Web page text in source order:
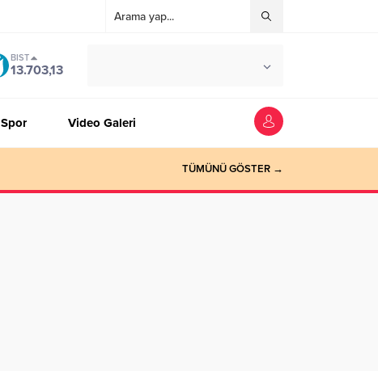
BIST
13.703,13
Spor Video Galeri
TÜMÜNÜ GÖSTER →